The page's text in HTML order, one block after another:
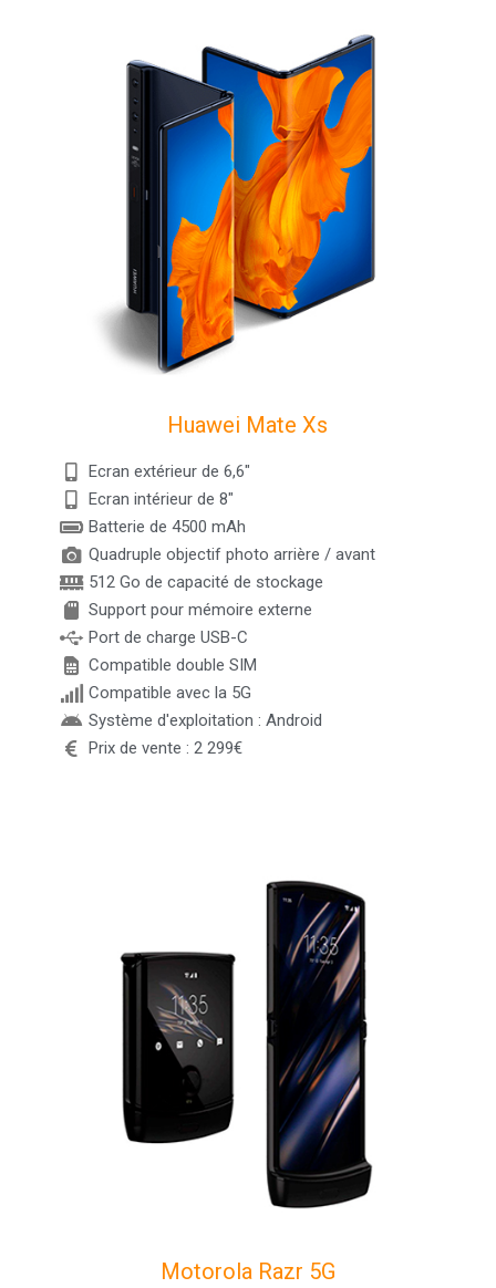
Huawei Mate Xs
Ecran extérieur de 6,6"
Ecran intérieur de 8"
Batterie de 4500 mAh
Quadruple objectif photo arrière / avant
512 Go de capacité de stockage
Support pour mémoire externe
Port de charge USB-C
Compatible double SIM
Compatible avec la 5G
Système d'exploitation : Android
Prix de vente : 2 299€
Motorola Razr 5G